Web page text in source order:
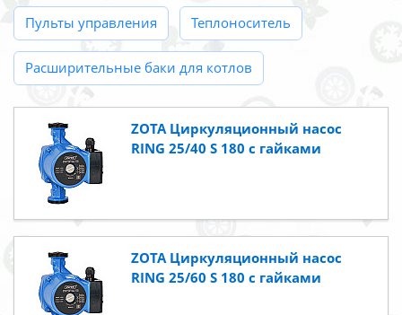
Пульты управления Теплоноситель
Расширительные баки для котлов
ZOTA Циркуляционный насос
RING 25/40 S 180 c гайками
ZOTA Циркуляционный насос
RING 25/60 S 180 c гайками